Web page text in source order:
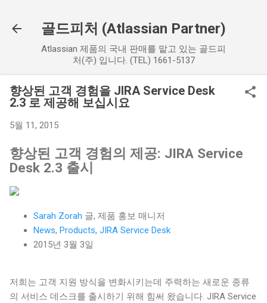
골드피처 (Atlassian Partner)
Atlassian 제품의 국내 판매를 맡고 있는 골드피
처(주) 입니다. (TEL) 1661-5137
향상된 고객 경험을 JIRA Service Desk
2.3 로 제공해 보십시요
5월 11, 2015
향상된 고객 경험의 제공: JIRA Service
Desk 2.3 출시
Sarah Zorah 글, 제품 홍보 매니저
News, Products, JIRA Service Desk
2015년 3월 3일
저희는 고객 지원 방식을 변화시키는데 주력하는 새로운 종류
의 서비스 데스크를 출시하기 위해 힘써 왔습니다. JIRA Service